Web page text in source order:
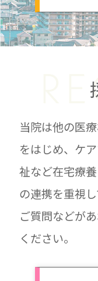
当院は他の医
をはじめ、ケ
祉など在宅療
の連携を重視し
ご質問などが
ください。